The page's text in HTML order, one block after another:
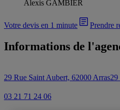
Alexis GAMBIER
Votre devis en 1 minute Prendre
Informations de
29 Rue Saint Aubert, 62000 Arras29
03 21 71 24 06